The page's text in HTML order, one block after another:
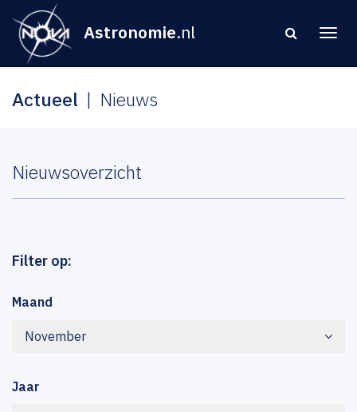
Astronomie.nl
Actueel Nieuws
Nieuwsoverzicht
Filter op:
Maand
November
Jaar